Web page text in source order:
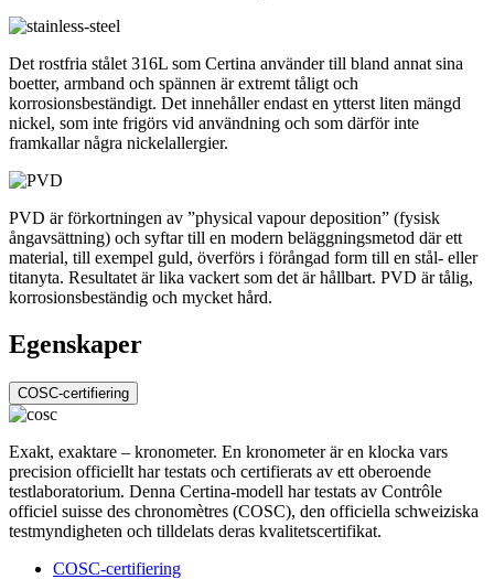
Det rostfria stålet 316L som Certina använder till bland annat sina
boetter, armband och spännen är extremt tåligt och
korrosionsbeständigt. Det innehåller endast en ytterst liten mängd
nickel, som inte frigörs vid användning och som därför inte
framkallar några nickelallergier.
PVD är förkortningen av ”physical vapour deposition” (fysisk
ångavsättning) och syftar till en modern beläggningsmetod där ett
material, till exempel guld, överförs i förångad form till en stål- eller
titanyta. Resultatet är lika vackert som det är hållbart. PVD är tålig,
korrosionsbeständig och mycket hård.
Egenskaper
COSC-certifiering
Exakt, exaktare – kronometer. En kronometer är en klocka vars
precision officiellt har testats och certifierats av ett oberoende
testlaboratorium. Denna Certina-modell har testats av Contrôle
officiel suisse des chronomètres (COSC), den officiella schweiziska
testmyndigheten och tilldelats deras kvalitetscertifikat.
COSC-certifiering